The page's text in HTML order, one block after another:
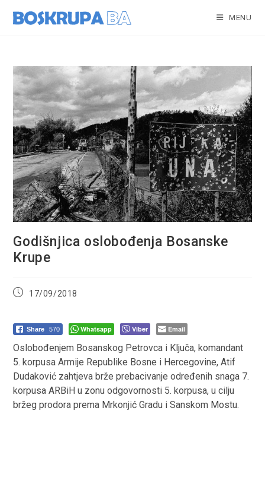
MENU
Godišnjica oslobođenja Bosanske
Krupe
Post17/09/2018
Share 570 Whatsapp Viber Email
Oslobođenjem Bosanskog Petrovca i Ključa, komandant
5. korpusa Armije Republike Bosne i Hercegovine, Atif
Dudaković zahtjeva brže prebacivanje određenih snaga 7.
korpusa ARBiH u zonu odgovornosti 5. korpusa, u cilju
bržeg prodora prema Mrkonjić Gradu i Sanskom Mostu.